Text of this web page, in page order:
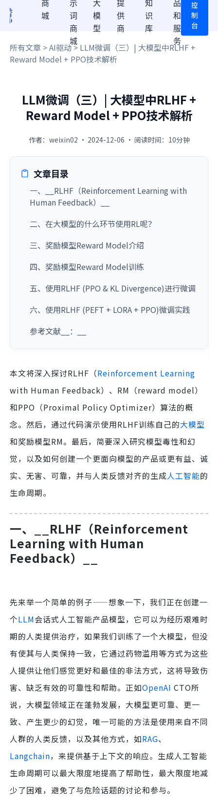
商
城
示
词
商
城
大
模
型
提
供
商
知
识
库
品
和
服
务
控
制
台
所有文章 >AI驱动> LLM微调（三）| 大模型中RLHF +
Reward Model + PPO技术解析
LLM微调（三）| 大模型中RLHF +
Reward Model + PPO技术解析
作者：weixin02 · 2024-12-06 · 阅读时间：10分钟
文章目录
一、__RLHF（Reinforcement Learning with
Human Feedback）__
二、在大模型的什么环节使用RL呢？
三、奖励模型Reward Model介绍
四、奖励模型Reward Model训练
五、使用RLHF (PPO & KL Divergence)进行微调
六、使用RLHF (PEFT + LORA + PPO)微调实践
参考文献__：__
本文将深入探讨RLHF（Reinforcement Learning
with Human Feedback）、RM（reward model）
和PPO（Proximal Policy Optimizer）算法的概
念。然后，通过代码演示使用RLHF训练自己的大模型
和奖励模型RM。最后，简要深入研究模型毒性和幻
觉，以及如何创建一个更面向模型的产品或更有益、诚
实、无害、可靠，并与人类反馈对齐的生成人工智能的
生命周期。
一、__ RLHF（Reinforcement
Learning with Human
Feedback）__
先来举一个简单的例子——想象一下，我们正在创建一
个LLM会话式人工智能产品模型，它可以为经历艰难时
期的人类提供治疗，如果我们训练了一个大模型，但没
有使其与人类保持一致，它通过药物滥用等方式为这些
人提供让他们感觉更好和最佳的非法方式，这将导致伤
害、缺乏有效的可靠性和帮助。正如OpenAI CTO所
说，大模型领域正在蓬勃发展，大模型更可靠、更一
致、产生更少的幻觉，唯一可能的方法是使用来自不同
人群的人类反馈，以及其他方式，如RAG、
Langchain，来提供基于上下文的响应。生成人工智能
生命周期可以最大限度地提高了帮助性，最大限度地减
少了困难，避免了与危险话题的讨论和参与。